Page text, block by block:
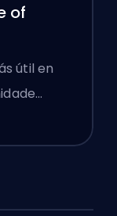
of
útil en